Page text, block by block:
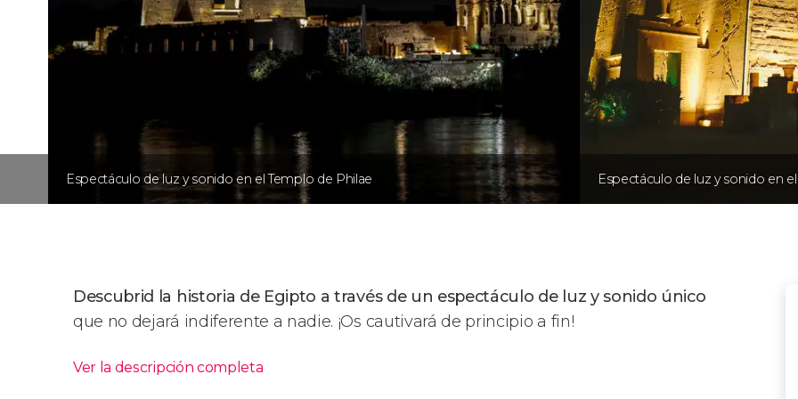
Espectáculo de luz y sonido en el Templo de Philae Espectáculo de luz y sonido en
Descubrid la historia de Egipto a través de un espectáculo de luz y sonido único
que no dejará indiferente a nadie. ¡Os cautivará de principio a fin!
Ver la descripción completa